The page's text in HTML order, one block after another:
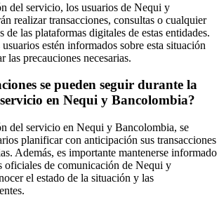
del servicio, los usuarios de Nequi y
realizar transacciones, consultas o cualquier
de las plataformas digitales de estas entidades.
estén informados sobre esta situación
las precauciones necesarias.
se pueden seguir durante la
en Nequi y Bancolombia?
del servicio en Nequi y Bancolombia, se
planificar con anticipación sus transacciones
Además, es importante mantenerse informado
oficiales de comunicación de Nequi y
el estado de la situación y las